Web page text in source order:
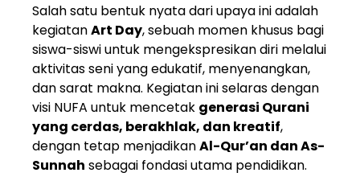
Salah satu bentuk nyata dari upaya ini adalah
kegiatanArt Day, sebuah momen khusus bagi
siswa-siswi untuk mengekspresikan diri melalui
aktivitas seni yang edukatif, menyenangkan,
dan sarat makna. Kegiatan ini selaras dengan
visi NUFA untuk mencetak generasi Qurani
yang cerdas, berakhlak, dan kreatif,
dengan tetap menjadikanAl-Qur’an dan As-
Sunnah sebagai fondasi utama pendidikan.